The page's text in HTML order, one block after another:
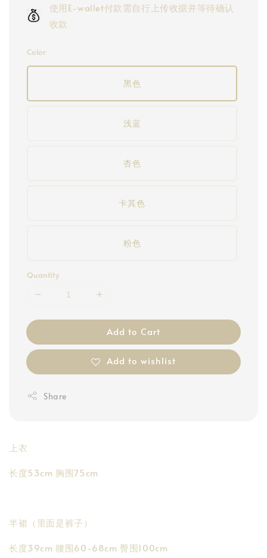
使用E-wallet付款需自行上传收据并等待确认
收款
Color
黑色
浅蓝
杏色
卡其色
粉色
Quantity
Add to Cart
Add to wishlist
Share
上衣
长度53cm 胸围75cm
半裙（里面是裤子）
长度39cm 腰围60-68cm 臀围100cm